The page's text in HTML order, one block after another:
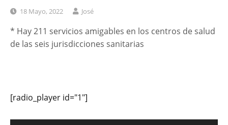
18 Mayo, 2022 José
* Hay 211 servicios amigables en los centros de salud
de las seis jurisdicciones sanitarias
[radio_player id="1"]